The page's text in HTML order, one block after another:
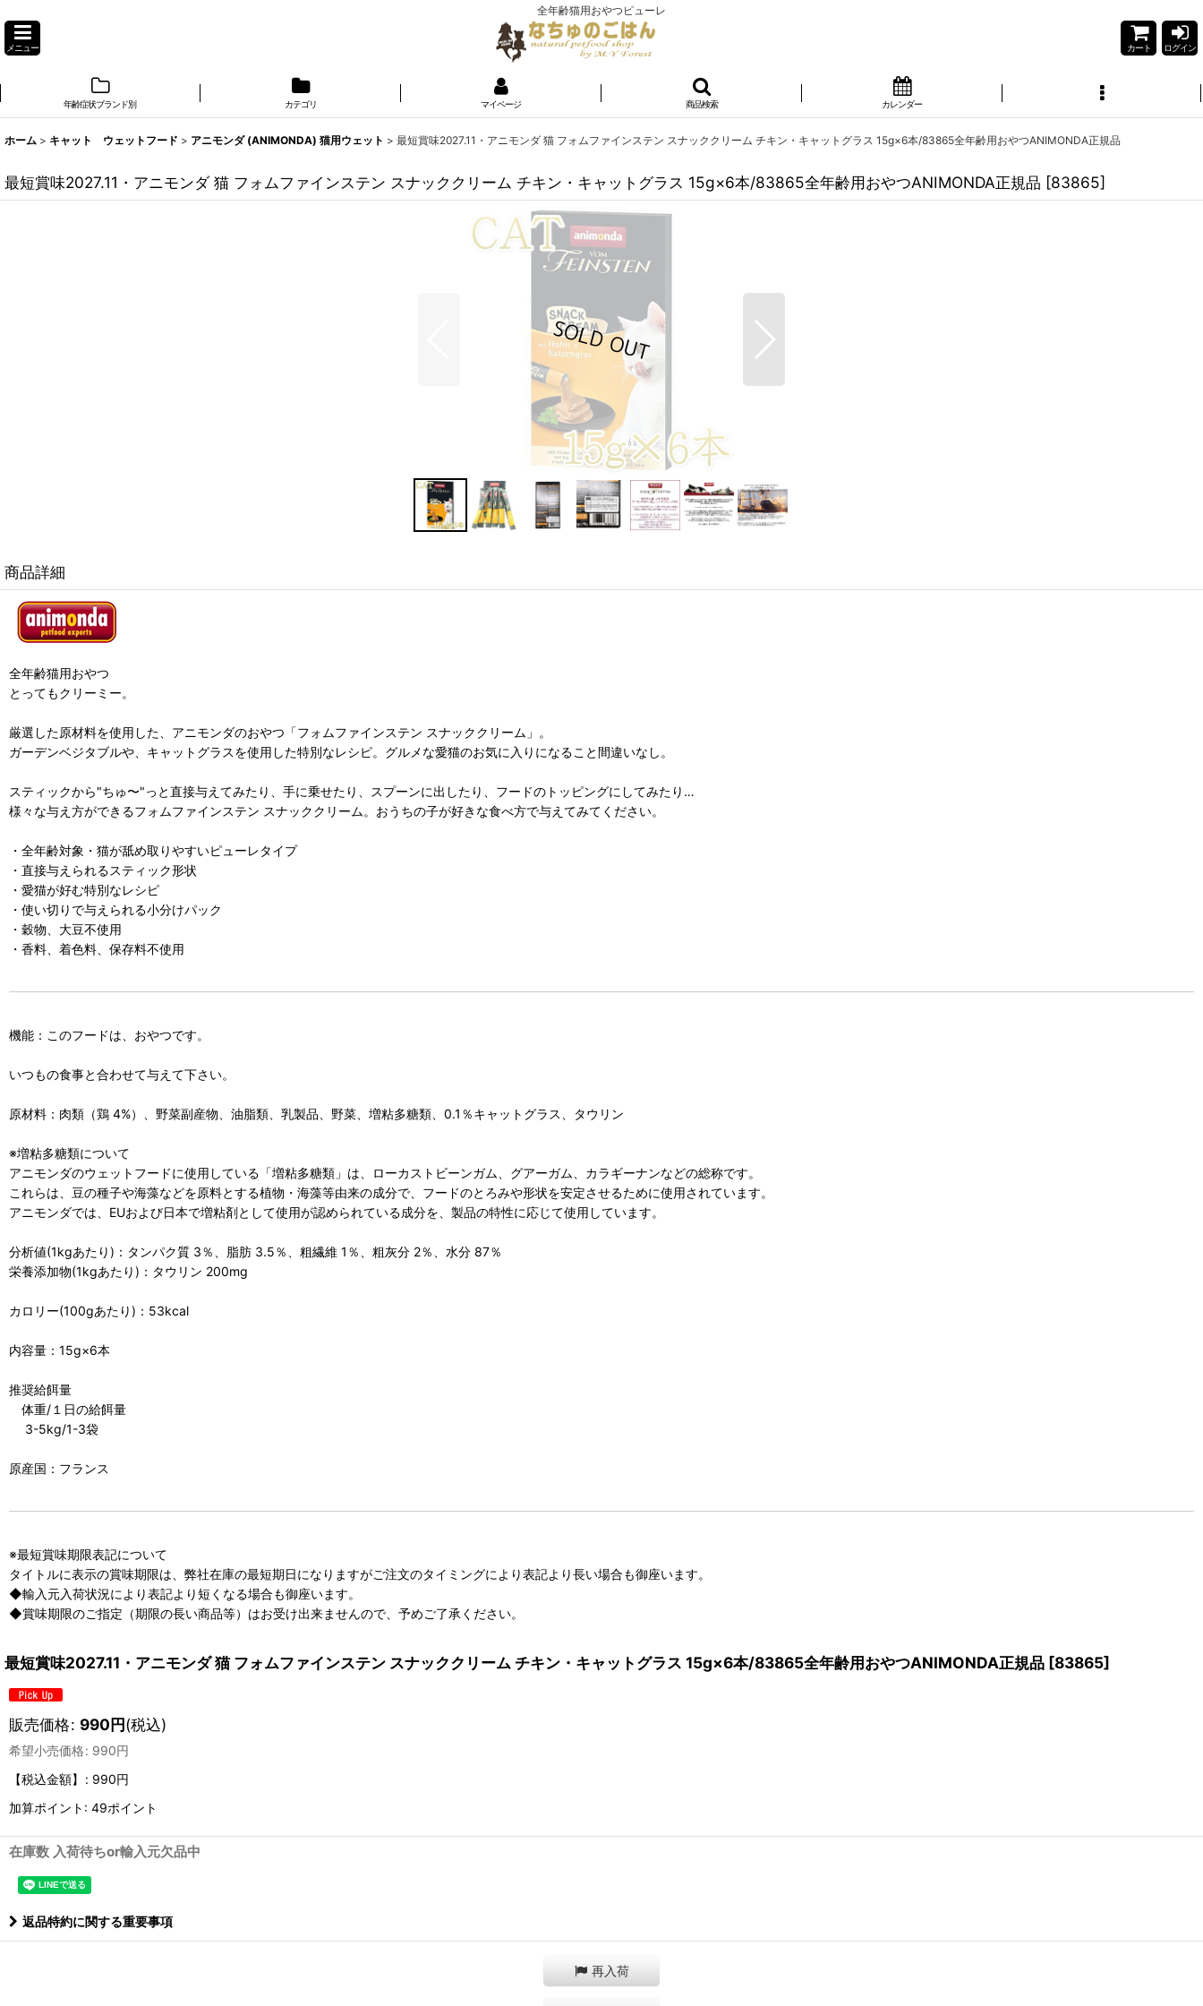
全年齢猫用おやつピューレ
メニュー カート ログイン
年齢症状ブランド別 カテゴリ マイページ 商品検索 カレンダー
ホーム > キャット ウェットフード > アニモンダ (ANIMONDA) 猫用ウェット > 最短賞味2027.11・アニモンダ 猫 フォムファインステン スナッククリーム チキン・キャットグラス 15g×6本/83865全年齢用おやつANIMONDA正規品
最短賞味2027.11・アニモンダ 猫 フォムファインステン スナッククリーム チキン・キャットグラス 15g×6本/83865全年齢用おやつANIMONDA正規品 [83865]
商品詳細
全年齢猫用おやつ
とってもクリーミー。
厳選した原材料を使用した、アニモンダのおやつ「フォムファインステン スナッククリーム」。
ガーデンベジタブルや、キャットグラスを使用した特別なレシピ。グルメな愛猫のお気に入りになること間違いなし。
スティックから"ちゅ〜"っと直接与えてみたり、手に乗せたり、スプーンに出したり、フードのトッピングにしてみたり…
様々な与え方ができるフォムファインステン スナッククリーム。おうちの子が好きな食べ方で与えてみてください。
・全年齢対象・猫が舐め取りやすいピューレタイプ
・直接与えられるスティック形状
・愛猫が好む特別なレシピ
・使い切りで与えられる小分けパック
・穀物、大豆不使用
・香料、着色料、保存料不使用
機能：このフードは、おやつです。
いつもの食事と合わせて与えて下さい。
原材料：肉類（鶏 4%）、野菜副産物、油脂類、乳製品、野菜、増粘多糖類、0.1％キャットグラス、タウリン
※増粘多糖類について
アニモンダのウェットフードに使用している「増粘多糖類」は、ローカストビーンガム、グアーガム、カラギーナンなどの総称です。
これらは、豆の種子や海藻などを原料とする植物・海藻等由来の成分で、フードのとろみや形状を安定させるために使用されています。
アニモンダでは、EUおよび日本で増粘剤として使用が認められている成分を、製品の特性に応じて使用しています。
分析値(1kgあたり)：タンパク質 3％、脂肪 3.5％、粗繊維 1％、粗灰分 2％、水分 87％
栄養添加物(1kgあたり)：タウリン 200mg
カロリー(100gあたり)：53kcal
内容量：15g×6本
推奨給餌量
体重/１日の給餌量
3-5kg/1-3袋
原産国：フランス
※最短賞味期限表記について
タイトルに表示の賞味期限は、弊社在庫の最短期日になりますがご注文のタイミングにより表記より長い場合も御座います。
◆輸入元入荷状況により表記より短くなる場合も御座います。
◆賞味期限のご指定（期限の長い商品等）はお受け出来ませんので、予めご了承ください。
最短賞味2027.11・アニモンダ 猫 フォムファインステン スナッククリーム チキン・キャットグラス 15g×6本/83865全年齢用おやつANIMONDA正規品 [83865]
販売価格: 990円(税込)
希望小売価格: 990円
【税込金額】
: 990円
加算ポイント: 49ポイント
在庫数 入荷待ちor輸入元欠品中
返品特約に関する重要事項
再入荷